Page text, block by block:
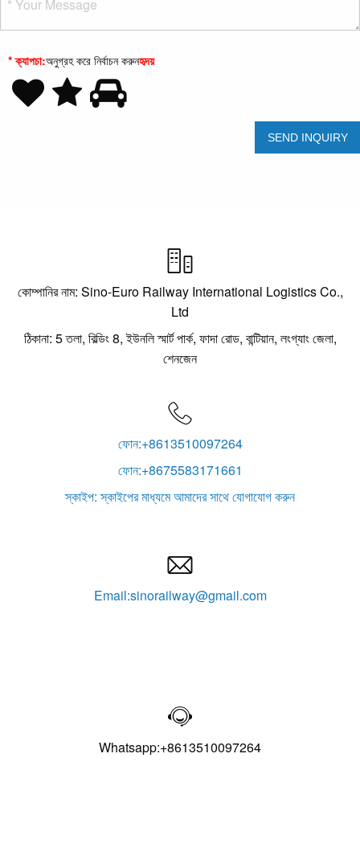
* ক্যাপচা:অনুগ্রহ করে নির্বাচন করুনহৃদয়

কোম্পানির নাম: Sino-Euro Railway International Logistics Co.,
Ltd
ঠিকানা: 5 তলা, বিল্ডিং 8, ইউনলি স্মার্ট পার্ক, ফাদা রোড, বান্টিয়ান, লংগ্যাং জেলা,
শেনজেন

ফোন:+8613510097264
ফোন:+8675583171661
স্কাইপ: স্কাইপের মাধ্যমে আমাদের সাথে যোগাযোগ করুন

Email:sinorailway@gmail.com

Whatsapp:+8613510097264